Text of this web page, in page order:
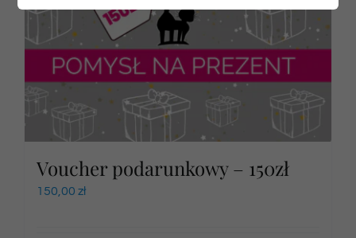
Voucher podarunkowy – 150zł
150,00 zł